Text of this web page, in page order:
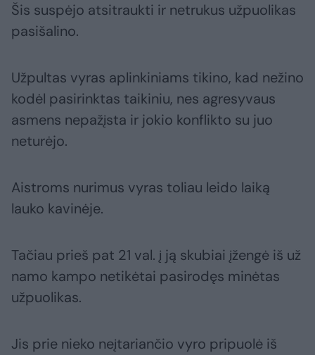
Šis suspėjo atsitraukti ir netrukus užpuolikas
pasišalino.
Užpultas vyras aplinkiniams tikino, kad nežino
kodėl pasirinktas taikiniu, nes agresyvaus
asmens nepažįsta ir jokio konflikto su juo
neturėjo.
Aistroms nurimus vyras toliau leido laiką
lauko kavinėje.
Tačiau prieš pat 21 val. į ją skubiai įžengė iš už
namo kampo netikėtai pasirodęs minėtas
užpuolikas.
Jis prie nieko neįtariančio vyro pripuolė iš